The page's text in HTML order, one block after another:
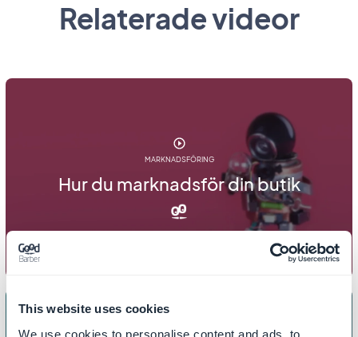
This website uses cookies
We use cookies to personalise content and ads, to
Relaterade videor
MARKNADSFÖRING
Hur du marknadsför din butik